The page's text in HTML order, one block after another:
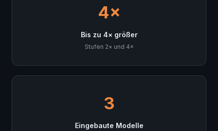
4×
Bis zu 4× größer
Stufen 2× und 4×
3
Eingebaute Modelle